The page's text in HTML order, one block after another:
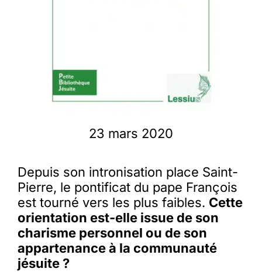
23 mars 2020
Depuis son intronisation place Saint-
Pierre, le pontificat du pape François
est tourné vers les plus faibles. Cette
orientation est-elle issue de son
charisme personnel ou de son
appartenance à la communauté
jésuite ?